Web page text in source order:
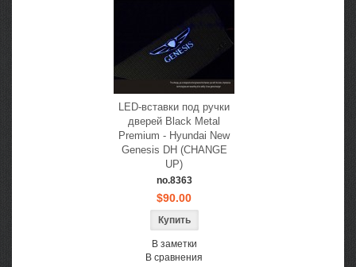
LED-вставки под ручки
дверей Black Metal
Premium - Hyundai New
Genesis DH (CHANGE
UP)
no.8363
$90.00
В заметки
В сравнения